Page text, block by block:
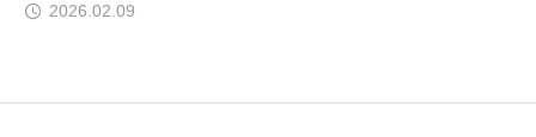
2026.02.09